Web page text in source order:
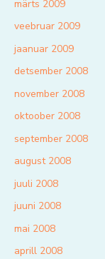
märts 2009
veebruar 2009
jaanuar 2009
detsember 2008
november 2008
oktoober 2008
september 2008
august 2008
juuli 2008
juuni 2008
mai 2008
aprill 2008